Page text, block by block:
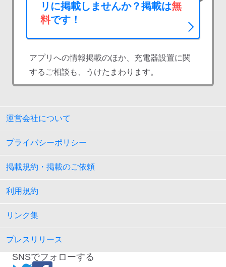
リに掲載しませんか？掲載は無
料です！
アプリへの情報掲載のほか、充電器設置に関
するご相談も、うけたまわります。
運営会社について
プライバシーポリシー
掲載規約・掲載のご依頼
利用規約
リンク集
プレスリリース
SNSでフォローする